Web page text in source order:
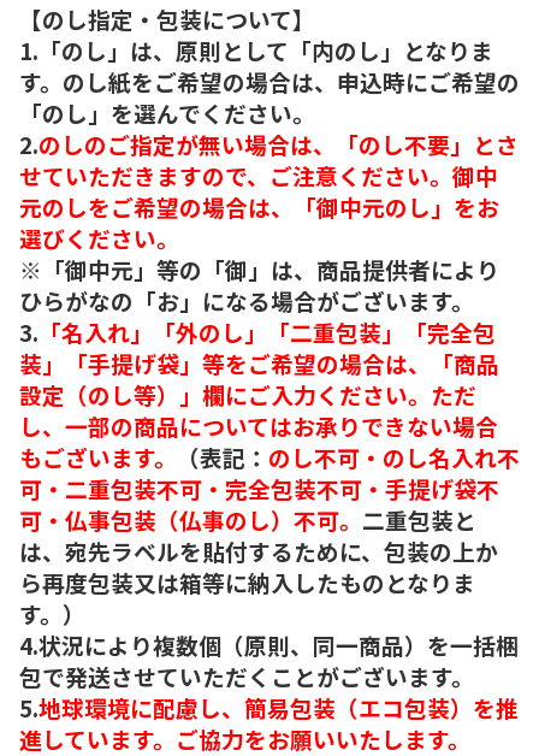
【のし指定・包装について】
1.「のし」は、原則として「内のし」となりま
す。のし紙をご希望の場合は、申込時にご希望の
「のし」を選んでください。
2.のしのご指定が無い場合は、「のし不要」とさ
せていただきますので、ご注意ください。御中
元のしをご希望の場合は、「御中元のし」をお
選びください。
※「御中元」等の「御」は、商品提供者により
ひらがなの「お」になる場合がございます。
3. 「名入れ」「外のし」「二重包装」「完全包
装」「手提げ袋」等をご希望の場合は、「商品
設定（のし等）」欄にご入力ください。ただ
し、一部の商品についてはお承りできない場合
もございます。
（表記： のし不可・のし名入れ不
可・二重包装不可・完全包装不可・手提げ袋不
可・仏事包装（仏事のし）不可。 二重包装と
は、宛先ラベルを貼付するために、包装の上か
ら再度包装又は箱等に納入したものとなりま
す。）
4.状況により複数個（原則、同一商品）を一括梱
包で発送させていただくことがございます。
5.地球環境に配慮し、簡易包装（エコ包装）を推
進しています。ご協力をお願いいたします。